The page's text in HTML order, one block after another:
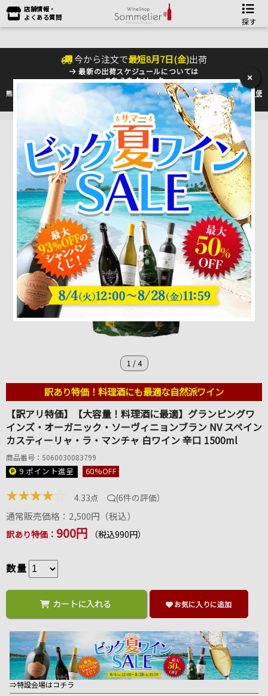
店舗情報・
よくある質問
探す
今から注文で最短8月7日(金)出荷
最新の出荷スケジュールについては
こちらをクリック
熊本地震の影響により九州への配送に遅れが生じております。最新情報は佐川急便
のHP
をご確認下さい。
1 /4
訳あり特価！料理酒にも最適な自然派ワイン
【訳アリ特価】【大容量！料理酒に最適】グランピングワ
インズ・オーガニック・ソーヴィニョンブラン NV スペイン
カスティーリャ・ラ・マンチャ 白ワイン 辛口 1500ml
商品番号：5060030083799
9 ポイント進呈 60%OFF
★★★★☆ 4.33点 (6件の評価）
通常販売価格： 2,500円（税込）
訳あり特価： 900円 （税込990円）
数量
カートに入れる お気に入りに追加
⇒特設会場はコチラ
×